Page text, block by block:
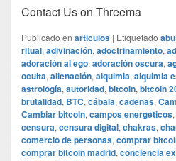
Contact Us on Threema
Publicado en articulos | Etiquetado
ritual, adivinación, adoctrinamiento,
adoración al ego, adoración oscura,
oculta, alienación, alquimia, alquimia
astrología, autoridad, bitcoin, bitcoin
brutalidad, BTC, cábala, cadenas,
Cambiar bitcoin, campos energéticos,
censura, censura digital, chakras,
comercio de personas, comprar
comprar bitcoin madrid, conciencia